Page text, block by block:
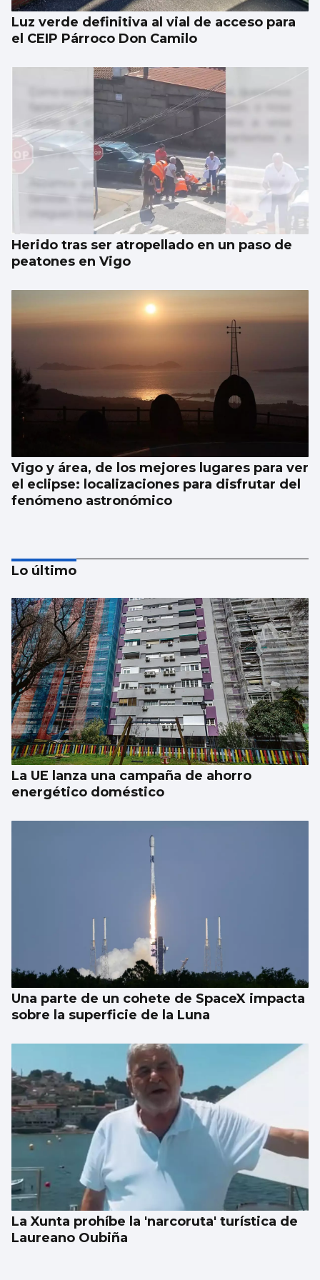
Luz verde definitiva al vial de acceso para
el CEIP Párroco Don Camilo
Herido tras ser atropellado en un paso de
peatones en Vigo
Vigo y área, de los mejores lugares para ver
el eclipse: localizaciones para disfrutar del
fenómeno astronómico
La meteorología será benévola para
observar el eclipse del 12 de agosto
Lo último
La UE lanza una campaña de ahorro
energético doméstico
Una parte de un cohete de SpaceX impacta
sobre la superficie de la Luna
La Xunta prohíbe la 'narcoruta' turística de
Laureano Oubiña